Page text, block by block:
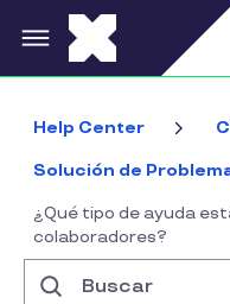
Pasar al contenido
Help Center
Solución de
¿Qué tipo de ayuda
colaboradores?